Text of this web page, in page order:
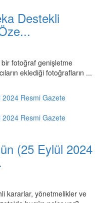
Destekli
fotoğraf genişletme
eklediği fotoğrafların ...
(25 Eylül 2024
kararlar, yönetmelikler ve